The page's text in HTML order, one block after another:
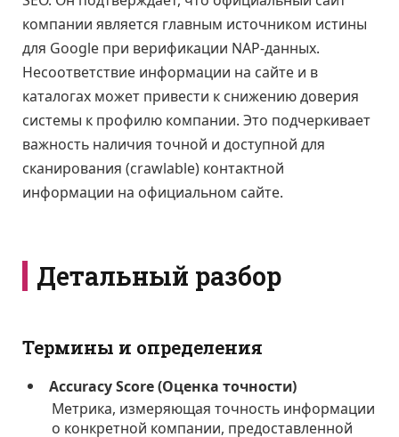
компании является главным источником истины
для Google при верификации NAP-данных.
Несоответствие информации на сайте и в
каталогах может привести к снижению доверия
системы к профилю компании. Это подчеркивает
важность наличия точной и доступной для
сканирования (crawlable) контактной
информации на официальном сайте.
Детальный разбор
Термины и определения
Accuracy Score (Оценка точности)
Метрика, измеряющая точность информации
о конкретной компании, предоставленной